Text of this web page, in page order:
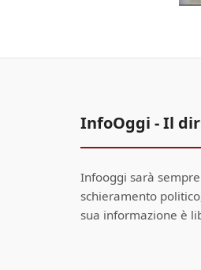
InfoOggi - Il
Infooggi sarà
schieramento
sua informazione è